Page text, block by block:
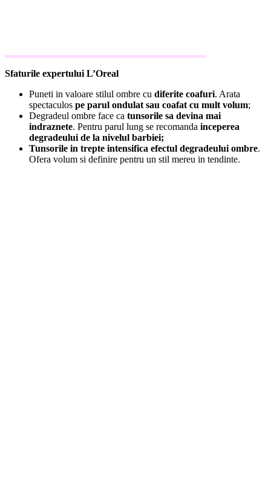
Sfaturile expertului L’Oreal
Puneti in valoare stilul ombre cu diferite coafuri. Arata
spectaculos pe parul ondulat sau coafat cu mult volum;
Degradeul ombre face ca tunsorile sa devina mai
indraznete. Pentru parul lung se recomanda inceperea
degradeului de la nivelul barbiei;
Tunsorile in trepte intensifica efectul degradeului ombre.
Ofera volum si definire pentru un stil mereu in tendinte.